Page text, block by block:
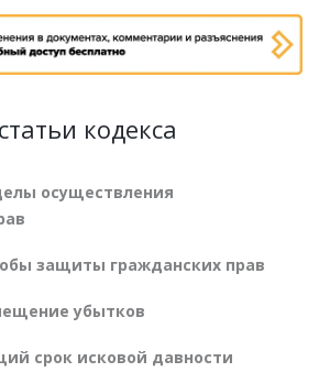
кодекса
осуществления
защиты гражданских прав
убытков
срок исковой давности